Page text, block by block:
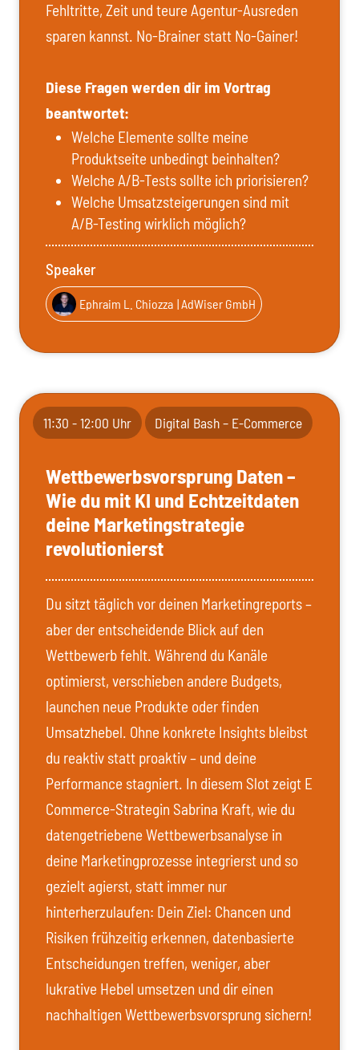
Fehltritte, Zeit und teure Agentur-Ausreden
sparen kannst. No-Brainer statt No-Gainer!
Diese Fragen werden dir im Vortrag
beantwortet:
Welche Elemente sollte meine
Produktseite unbedingt beinhalten?
Welche A/B-Tests sollte ich priorisieren?
Welche Umsatzsteigerungen sind mit
A/B-Testing wirklich möglich?
Speaker
Ephraim L. Chiozza | AdWiser GmbH
11:30 - 12:00 Uhr Digital Bash – E-Commerce
Wettbewerbsvorsprung Daten –
Wie du mit KI und Echtzeitdaten
deine Marketingstrategie
revolutionierst
Du sitzt täglich vor deinen Marketingreports –
aber der entscheidende Blick auf den
Wettbewerb fehlt. Während du Kanäle
optimierst, verschieben andere Budgets,
launchen neue Produkte oder finden
Umsatzhebel. Ohne konkrete Insights bleibst
du reaktiv statt proaktiv – und deine
Performance stagniert. In diesem Slot zeigt E
Commerce-Strategin Sabrina Kraft, wie du
datengetriebene Wettbewerbsanalyse in
deine Marketingprozesse integrierst und so
gezielt agierst, statt immer nur
hinterherzulaufen: Dein Ziel: Chancen und
Risiken frühzeitig erkennen, datenbasierte
Entscheidungen treffen, weniger, aber
lukrative Hebel umsetzen und dir einen
nachhaltigen Wettbewerbsvorsprung sichern!